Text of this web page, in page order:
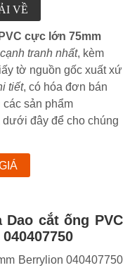
VỀ
cực lớn 75mm
tranh nhất, kèm
tờ nguồn gốc xuất xứ
tiết, có hóa đơn bán
sản phẩm
dưới đây để cho chúng
cắt ống PVC
Berrylion 040407750